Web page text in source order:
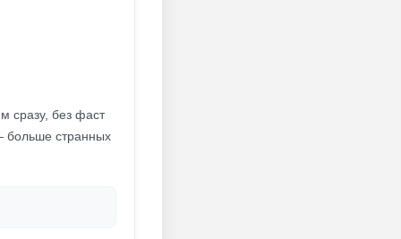
сразу, без фаст
больше странных